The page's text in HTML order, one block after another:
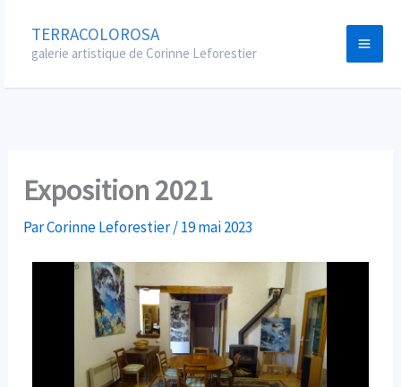
contenu
TERRACOLOROSA
galerie artistique de Corinne Leforestier
Exposition 2021
ParCorinne Leforestier/19 mai 2023